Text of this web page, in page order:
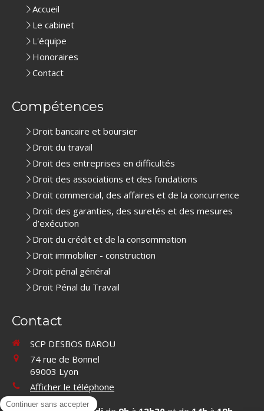
Accueil
Le cabinet
L'équipe
Honoraires
Contact
Compétences
Droit bancaire et boursier
Droit du travail
Droit des entreprises en difficultés
Droit des associations et des fondations
Droit commercial, des affaires et de la concurrence
Droit des garanties, des suretés et des mesures
d’exécution
Droit du crédit et de la consommation
Droit immobilier - construction
Droit pénal général
Droit Pénal du Travail
Contact
SCP DESBOS BAROU
74 rue de Bonnel
69003 Lyon
Afficher le téléphone